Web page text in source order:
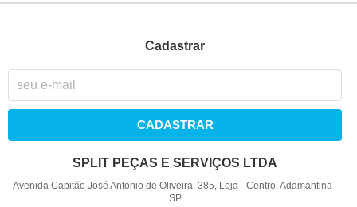
Cadastrar
CADASTRAR
SPLIT PEÇAS E SERVIÇOS LTDA
Avenida Capitão José Antonio de Oliveira, 385, Loja - Centro, Adamantina -
SP